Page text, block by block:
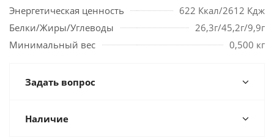
Энергетическая ценность
622 Ккал/2612 Кдж
Белки/Жиры/Углеводы
26,3г/45,2г/9,9г
Минимальный вес
0,500 кг
Задать вопрос
Наличие